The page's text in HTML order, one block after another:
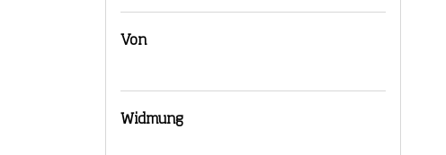
Von
Widmung